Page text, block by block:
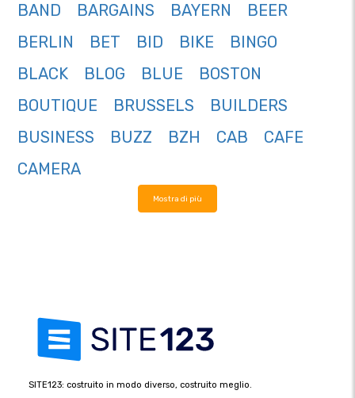
BAND
BARGAINS BAYERN
BEER
BERLIN
BET BID BIKE
BINGO
BLACK
BLOG BLUE
BOSTON
BOUTIQUE
BRUSSELS
BUILDERS
BUSINESS
BUZZ BZH CAB
CAFE
CAMERA
Mostra di più
SITE123: costruito in modo diverso, costruito meglio.